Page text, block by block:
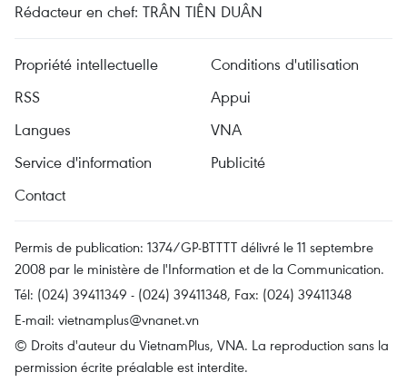
Rédacteur en chef: TRÂN TIÊN DUÂN
Propriété intellectuelle
Conditions d'utilisation
RSS
Appui
Langues
VNA
Service d'information
Publicité
Contact
Permis de publication: 1374/GP-BTTTT délivré le 11 septembre
2008 par le ministère de l'Information et de la Communication.
Tél: (024) 39411349 - (024) 39411348, Fax: (024) 39411348
E-mail: vietnamplus@vnanet.vn
© Droits d'auteur du VietnamPlus, VNA. La reproduction sans la
permission écrite préalable est interdite.